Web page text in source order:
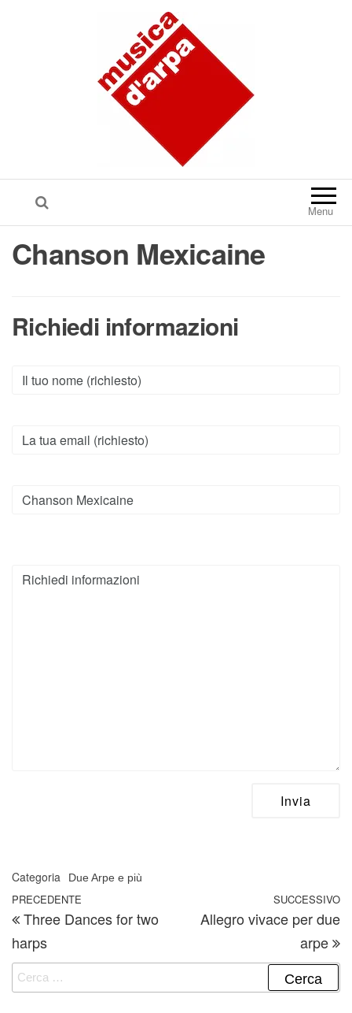
Menu
Chanson Mexicaine
Richiedi informazioni
Categoria Due Arpe e più
Navigazione articoli
Articolo precedente
PRECEDENTE
Three Dances for two
harps
SUCCESSIVO
Allegro vivace per due
arpe
Ricerca per: